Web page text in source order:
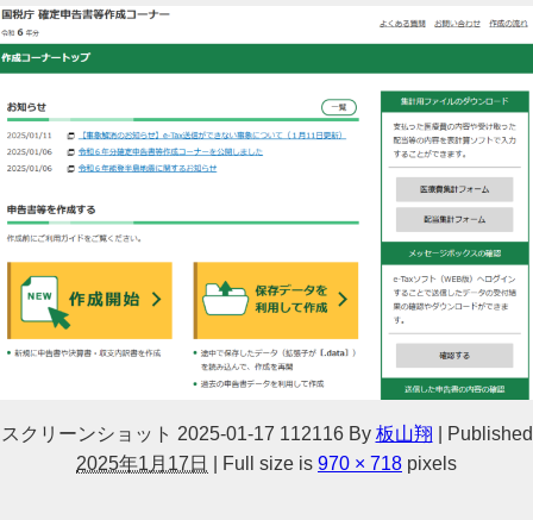
スクリーンショット 2025-01-17 112116 By 板山翔
Published
2025年1月17日
Full size is 970 × 718 pixels